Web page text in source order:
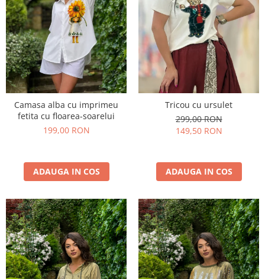
Camasa alba cu imprimeu
fetita cu floarea-soarelui
199,00 RON
ADAUGA IN COS
Tricou cu ursulet
299,00 RON
149,50 RON
ADAUGA IN COS